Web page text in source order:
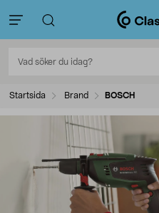
Startsida Brand BOSCH